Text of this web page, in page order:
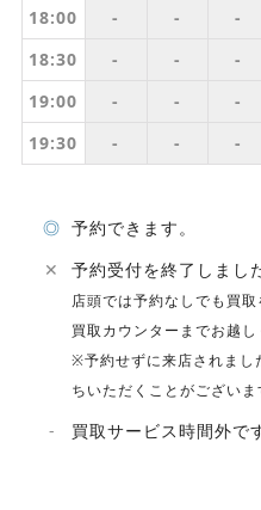
18:00
- - -
18:30
- - -
19:00
- - -
19:30
- - -
◎ 予約できます。
✕
予約受付を終了しまし
店頭では予約なしでも買
買取カウンターまでお越し
※予約せずに来店されまし
ちいただくことがございま
- 買取サービス時間外で